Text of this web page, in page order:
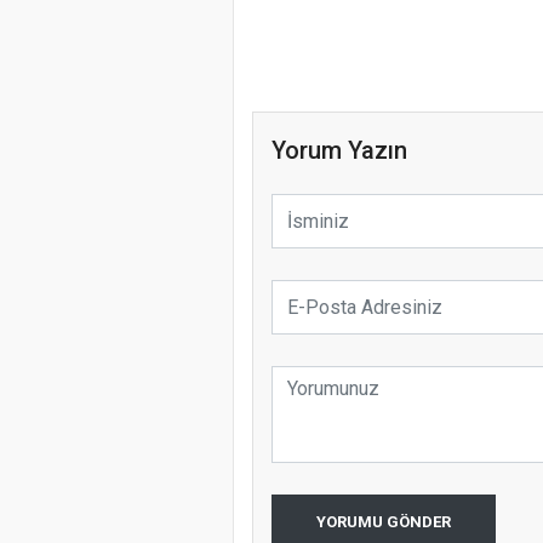
Yorum Yazın
YORUMU GÖNDER